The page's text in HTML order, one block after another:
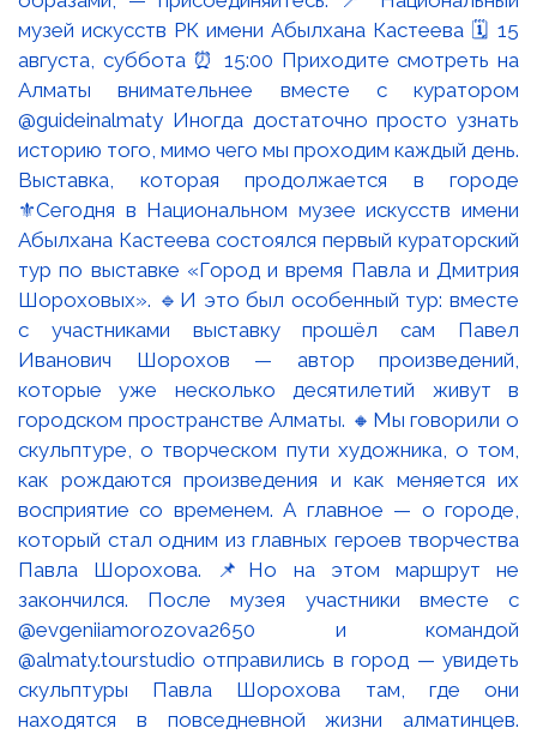
Выставка, которая продолжается в городе
⚜️Сегодня в Национальном музее искусств имени
Абылхана Кастеева состоялся первый кураторский
тур по выставке «Город и время Павла и Дмитрия
Шороховых». 🔹И это был особенный тур: вместе
с участниками выставку прошёл сам Павел
Иванович Шорохов — автор произведений,
которые уже несколько десятилетий живут в
городском пространстве Алматы. 🔸Мы говорили о
скульптуре, о творческом пути художника, о том,
как рождаются произведения и как меняется их
восприятие со временем. А главное — о городе,
который стал одним из главных героев творчества
Павла Шорохова. 📌Но на этом маршрут не
закончился. После музея участники вместе с
@evgeniiamorozova2650 и командой
@almaty.tourstudio отправились в город — увидеть
скульптуры Павла Шорохова там, где они
находятся в повседневной жизни алматинцев.